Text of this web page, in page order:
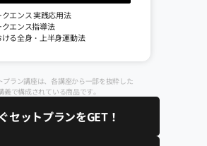
エンス 実践応用法
エンス指導法
る全身・上半身運動法
プラン講座は、各講座から一部を抜粋した
義で構成されている商品です。
セットプランをGET！